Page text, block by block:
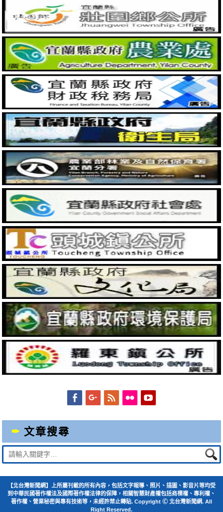
FacebookGoogleplus
Feed Flickr
文章搜尋
Suche
nach:
【北台灣新聞網】上所屬刊載的所有內容，包括文字報導、照片、插圖、影音片等均受
到中華民國著作權法及國際著作權法律的保障，相關智慧財產權包括商標權、專利權、
著作權、營業秘密與專有技術等，未經許禁止轉貼. Copyright Ⓒ 北台灣新聞網. All
Right Reserved.